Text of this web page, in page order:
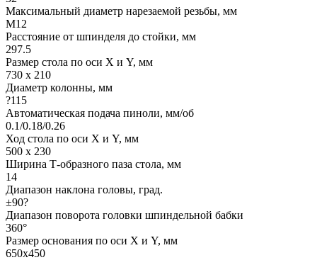
Максимальный диаметр нарезаемой резьбы, мм
М12
Расстояние от шпинделя до стойки, мм
297.5
Размер стола по оси X и Y, мм
730 x 210
Диаметр колонны, мм
?115
Автоматическая подача пиноли, мм/об
0.1/0.18/0.26
Ход стола по оси X и Y, мм
500 х 230
Ширина Т-образного паза стола, мм
14
Диапазон наклона головы, град.
±90?
Диапазон поворота головки шпиндельной бабки
360°
Размер основания по оси X и Y, мм
650x450